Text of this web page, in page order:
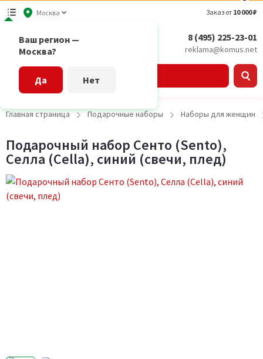
Москва
Ваш регион —
Москва?
Да Нет
Заказ от 10 000 ₽
8 (495) 225-23-01
reklama@komus.net
Главная страница Подарочные наборы Наборы для женщин
Подарочный набор Сенто (Sento),
Селла (Cella), синий (свечи, плед)